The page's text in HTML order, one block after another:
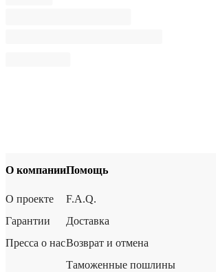
О компании
О проекте
Гарантии
Пресса о нас
Помощь
F.A.Q.
Доставка
Возврат и отмена
Таможенные пошлины